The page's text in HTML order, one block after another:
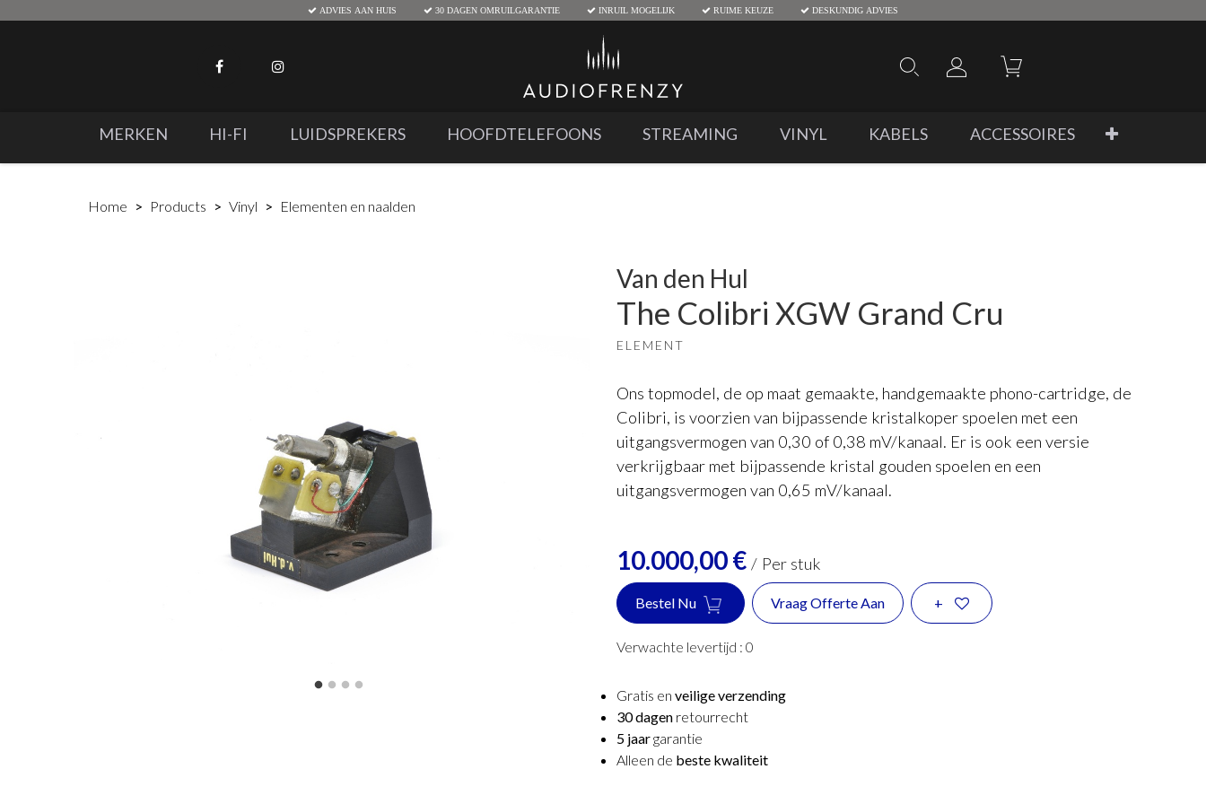
ADVIES AAN HUIS 30 DAGEN OMRUILGARANTIE INRUIL MOGELIJK RUIME KEUZE DESKUNDIG ADVIES
MERKEN HI-FI LUIDSPREKERS HOOFDTELEFOONS STREAMING VINYL KABELS ACCESSOIRES
Home Products Vinyl Elementen en naalden
Van den Hul
The Colibri XGW Grand Cru
ELEMENT
Ons topmodel, de op maat gemaakte, handgemaakte phono-cartridge, de
Colibri, is voorzien van bijpassende kristalkoper spoelen met een
uitgangsvermogen van 0,30 of 0,38 mV/kanaal. Er is ook een versie
verkrijgbaar met bijpassende kristal gouden spoelen en een
uitgangsvermogen van 0,65 mV/kanaal.
10.000,00€ / Per stuk
Bestel Nu Vraag Offerte Aan +
Verwachte levertijd : 0
Gratis en veilige verzending
30 dagen retourrecht
5 jaargarantie
Alleen de beste kwaliteit